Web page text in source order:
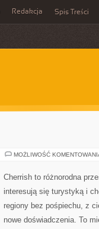
Redakcja Spis Treści
MOŻLIWOŚĆ
Cherrish to różnorodna
interesują się turystyką i
regiony bez pośpiechu, z
nowe doświadczenia. To